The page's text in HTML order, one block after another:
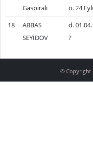
Gaspıralı
ö. 24
18
ABBAS
SEYİDOV
d.
?
© Copyright